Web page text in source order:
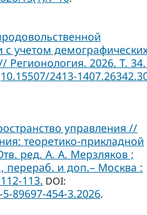
с учетом
Регионология. 2026. Т.
10.15507/2413-
управления //
теоретико-прикладной
ред. А. А. Мерзляков ;
и доп.– Москва :
113. DOI:
89697-454-3.2026.